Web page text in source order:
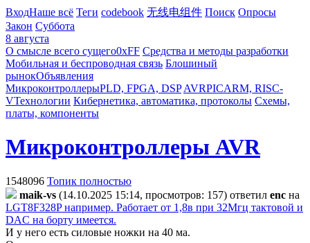
ВходНаше всё Теги codebook 无线电组件 Поиск Опросы
Закон Суббота
8 августа
О смысле всего сущего0xFF Средства и методы разработки
Мобильная и беспроводная связь Блошиный
рынокОбъявления
МикроконтроллерыPLD, FPGA, DSP AVRPICARM, RISC-
VТехнологии Кибернетика, автоматика, протоколы Схемы,
платы, компоненты
Микроконтроллеры AVR
1548096 Топик полностью
maik-vs (14.10.2025 15:14, просмотров: 157) ответил enc на
LGT8F328P например. Работает от 1,8в при 32Мгц тактовой и
DAC на борту имеется.
И у него есть силовые ножки на 40 ма.